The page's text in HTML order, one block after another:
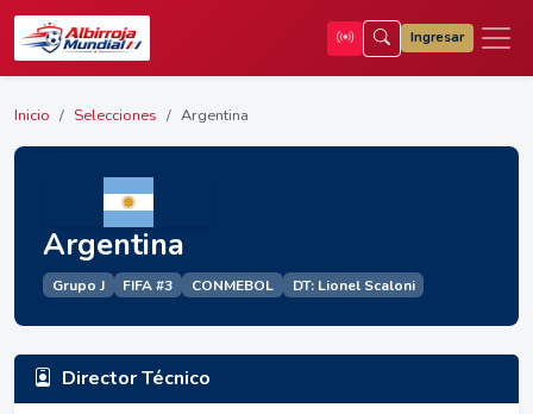
Ingresar
Inicio Selecciones Argentina
Argentina
Grupo J FIFA #3 CONMEBOL DT: Lionel Scaloni
Director Técnico